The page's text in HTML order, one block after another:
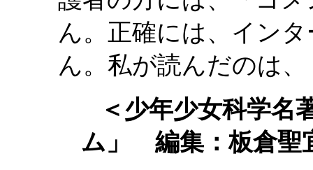
ん。正確には、イン
ん。私が読んだのは、
＜少年少女科学名
ム」 編集：板倉聖